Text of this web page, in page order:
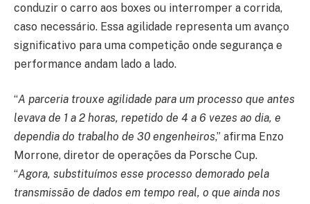
conduzir o carro aos boxes ou interromper a corrida,
caso necessário. Essa agilidade representa um avanço
significativo para uma competição onde segurança e
performance andam lado a lado.
“A parceria trouxe agilidade para um processo que antes
levava de 1 a 2 horas, repetido de 4 a 6 vezes ao dia, e
dependia do trabalho de 30 engenheiros,” afirma Enzo
Morrone, diretor de operações da Porsche Cup.
“Agora, substituímos esse processo demorado pela
transmissão de dados em tempo real, o que ainda nos